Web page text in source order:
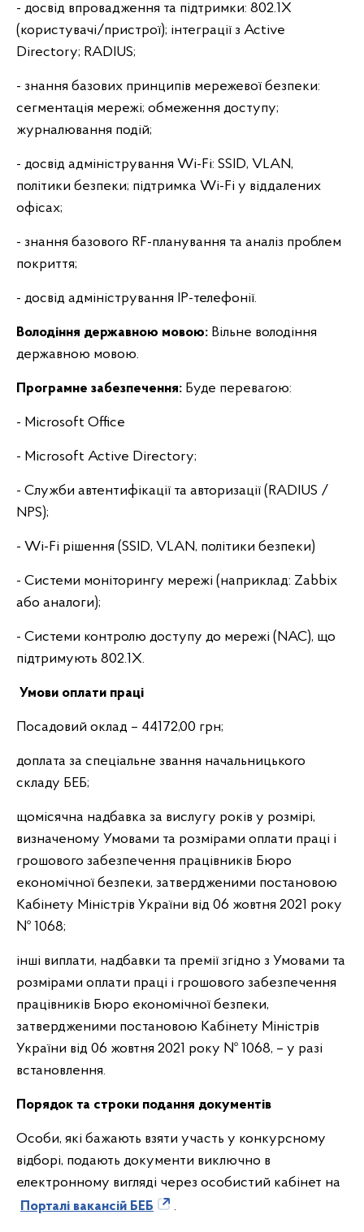
- досвід впровадження та підтримки: 802.1X
(користувачі/пристрої); інтеграції з Active
Directory; RADIUS;
- знання базових принципів мережевої безпеки:
сегментація мережі; обмеження доступу;
журналювання подій;
- досвід адміністрування Wi-Fi: SSID, VLAN,
політики безпеки; підтримка Wi-Fi у віддалених
офісах;
- знання базового RF-планування та аналіз проблем
покриття;
- досвід адміністрування ІР-телефонії.
Володіння державною мовою: Вільне володіння
державною мовою.
Програмне забезпечення: Буде перевагою:
- Microsoft Office
- Microsoft Active Directory;
- Служби автентифікації та авторизації (RADIUS /
NPS);
- Wi-Fi рішення (SSID, VLAN, політики безпеки)
- Системи моніторингу мережі (наприклад: Zabbix
або аналоги);
- Системи контролю доступу до мережі (NAC), що
підтримують 802.1X.
Умови оплати праці
Посадовий оклад – 44172,00 грн;
доплата за спеціальне звання начальницького
складу БЕБ;
щомісячна надбавка за вислугу років у розмірі,
визначеному Умовами та розмірами оплати праці і
грошового забезпечення працівників Бюро
економічної безпеки, затвердженими постановою
Кабінету Міністрів України від 06 жовтня 2021 року
№ 1068;
інші виплати, надбавки та премії згідно з Умовами та
розмірами оплати праці і грошового забезпечення
працівників Бюро економічної безпеки,
затвердженими постановою Кабінету Міністрів
України від 06 жовтня 2021 року № 1068, – у разі
встановлення.
Порядок та строки подання документів
Особи, які бажають взяти участь у конкурсному
відборі, подають документи виключно в
електронному вигляді через особистий кабінет на
Порталі вакансій БЕБ
.